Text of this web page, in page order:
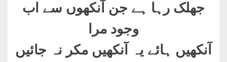
جھلک رہا ہے جن آنکھوں سے اب
وجود مرا
آنکھیں ہائے یہ آنکھیں مکر نہ جائیں